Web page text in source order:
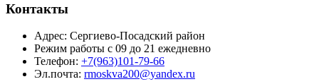
Контакты
Адрес: Сергиево-Посадский район
Режим работы с 09 до 21 ежедневно
Телефон: +7(963)101-79-66
Эл.почта: rmoskva200@yandex.ru